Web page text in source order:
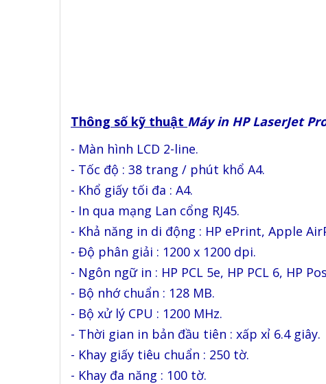
Thông số kỹ thuật Máy in HP LaserJet
- Màn hình LCD 2-line.
- Tốc độ : 38 trang / phút khổ A4.
- Khổ giấy tối đa : A4.
- In qua mạng Lan cổng RJ45.
- Khả năng in di động : HP ePrint, Apple
- Độ phân giải : 1200 x 1200 dpi.
- Ngôn ngữ in : HP PCL 5e, HP PCL 6, HP
- Bộ nhớ chuẩn : 128 MB.
- Bộ xử lý CPU : 1200 MHz.
- Thời gian in bản đầu tiên : xấp xỉ 6.4 giây.
- Khay giấy tiêu chuẩn : 250 tờ.
- Khay đa năng : 100 tờ.